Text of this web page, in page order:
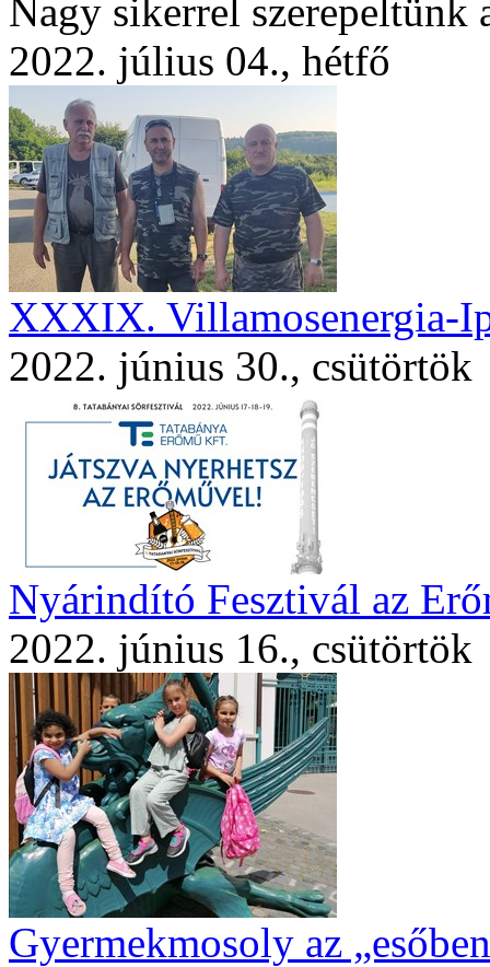
Nagy sikerrel szerepeltünk
2022. július 04., hétfő
XXXIX. Villamosenergia-
2022. június 30., csütörtök
Nyárindító Fesztivál az
2022. június 16., csütörtök
Gyermekmosoly az